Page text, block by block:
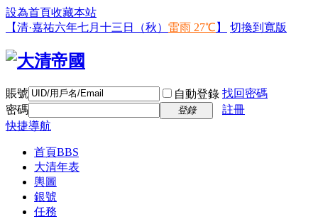
設為首頁收藏本站
【清·嘉祐六年七月十三日（秋） 雷雨 27℃ 】 切換到寬版
賬號 自動登錄 找回密碼
密碼
登錄
註冊
快捷導航
首頁BBS
大清年表
輿圖
銀號
任務